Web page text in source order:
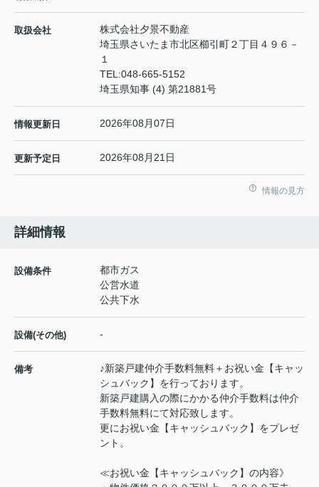
取扱会社
株式会社夕景不動産
埼玉県さいたま市北区櫛引町２丁目４９６－
１
TEL:048-665-5152
埼玉県知事 (4) 第21881号
情報更新日 2026年08月07日
更新予定日 2026年08月21日
情報の見方
詳細情報
設備条件
都市ガス
公営水道
公共下水
設備(その他) -
備考
♪新築戸建仲介手数料無料＋お祝い金【キャッ
シュバック】を行っております。
新築戸建購入の際にかかる仲介手数料は仲介
手数料無料にて対応致します。
更にお祝い金【キャッシュバック】をプレゼ
ント。
≪お祝い金【キャッシュバック】の内容》